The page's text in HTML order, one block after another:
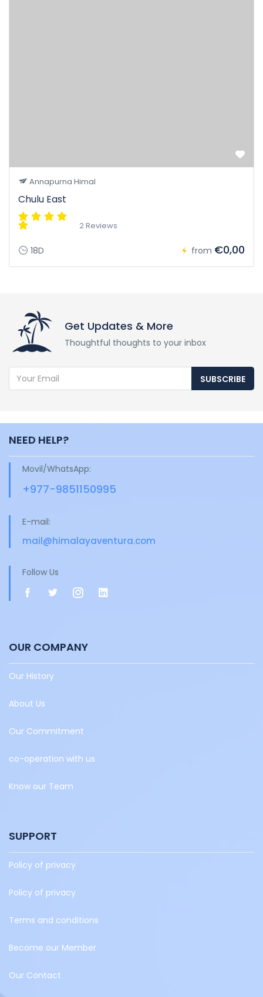
Annapurna Himal
Chulu East
2 Reviews
18D from €0,00
Get Updates & More
Thoughtful thoughts to your inbox
SUBSCRIBE
NEED HELP?
Movil/WhatsApp:
+977-9851150995
E-mail:
mail@himalayaventura.com
Follow Us
OUR COMPANY
Our History
About Us
Our Commitment
co-operation with us
Know our Team
SUPPORT
Policy of privacy
Policy of privacy
Terms and conditions
Become our Member
Our Contact